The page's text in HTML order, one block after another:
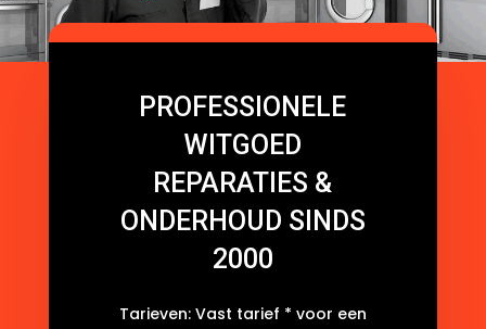
PROFESSIONELE
WITGOED
REPARATIES &
ONDERHOUD SINDS
2000
Tarieven: Vast tarief * voor een